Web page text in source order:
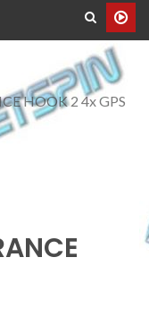
HOOK 2 4x GPS